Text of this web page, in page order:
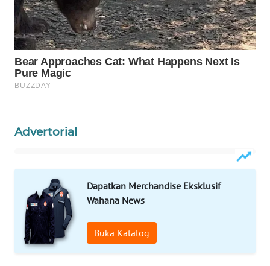
Advertorial
Dapatkan Merchandise Eksklusif
Wahana News
Buka Katalog
LISTRIK
MASYARAKAT
KELISTRIKAN
WALINKI
MAWAKA
MARTABAT
NET
PLN
WATCH